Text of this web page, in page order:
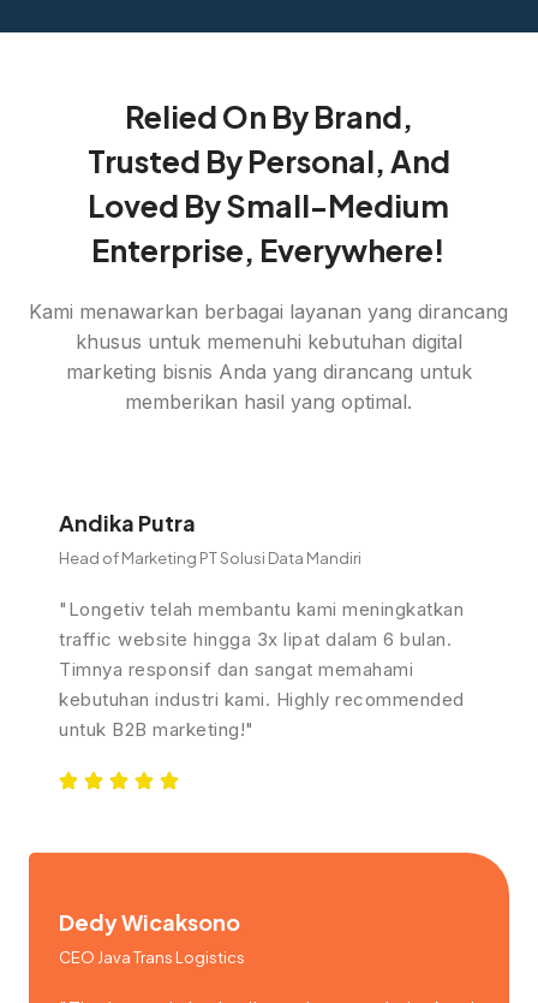
Relied On By Brand,
Trusted By Personal, And
Loved By Small-Medium
Enterprise, Everywhere!
Kami menawarkan berbagai layanan yang dirancang
khusus untuk memenuhi kebutuhan digital
marketing bisnis Anda yang dirancang untuk
memberikan hasil yang optimal.
Andika Putra
Head of Marketing PT Solusi Data Mandiri
"Longetiv telah membantu kami meningkatkan
traffic website hingga 3x lipat dalam 6 bulan.
Timnya responsif dan sangat memahami
kebutuhan industri kami. Highly recommended
untuk B2B marketing!"
Dedy Wicaksono
CEO Java Trans Logistics